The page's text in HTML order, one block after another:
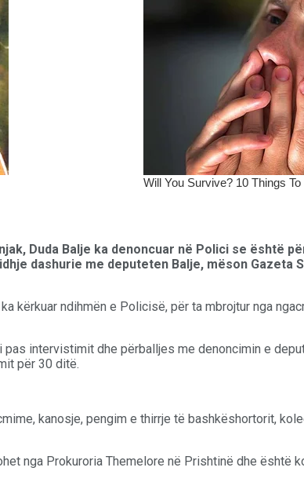
Duda Balje ka denoncuar në Polici se është
dashurie me deputeten Balje, mëson Gazeta
kërkuar ndihmën e Policisë, për ta mbrojtur nga
intervistimit dhe përballjes me denoncimin e
për 30 ditë.
kanosje, pengim e thirrje të bashkëshortorit,
nga Prokuroria Themelore në Prishtinë dhe është